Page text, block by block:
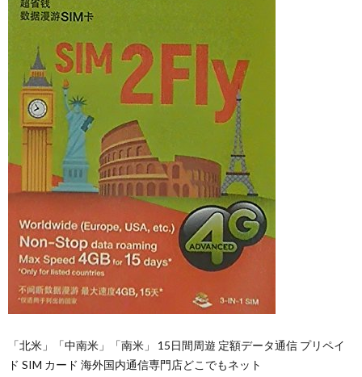
「北米」「中南米」「南米」 15日間周遊 定額データ通信 プリペイ
ド SIM カード 海外国内通信専門店どこでもネット